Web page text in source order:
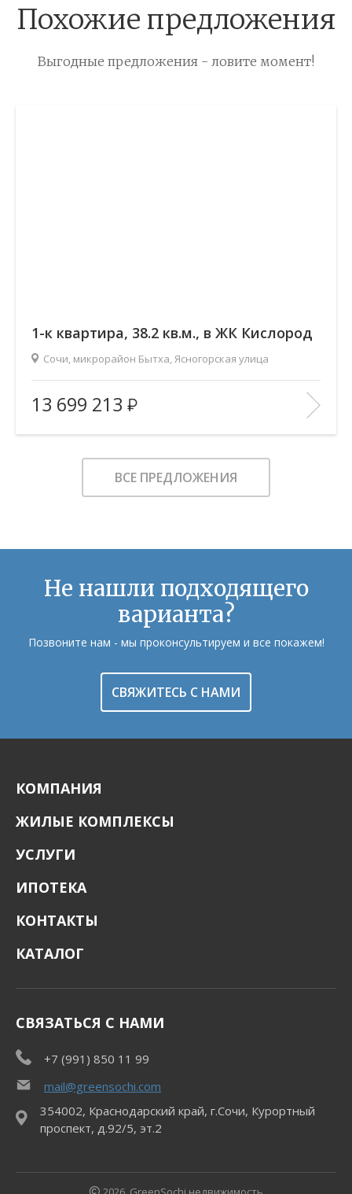
Похожие предложения
Выгодные предложения - ловите момент!
1-к квартира, 38.2 кв.м., в ЖК Кислород
Сочи, микрорайон Бытха, Ясногорская улица
Площадь (общ/жил/кух), м2:
38.17/17.58/12.57
Количество комнат:
1
Этаж:
8/19
В ИЗБРАННОЕ
13 699 213
ВСЕ ПРЕДЛОЖЕНИЯ
Не нашли подходящего
варианта?
Позвоните нам - мы проконсультируем и все покажем!
СВЯЖИТЕСЬ С НАМИ
КОМПАНИЯ
ЖИЛЫЕ КОМПЛЕКСЫ
УСЛУГИ
ИПОТЕКА
КОНТАКТЫ
КАТАЛОГ
СВЯЗАТЬСЯ С НАМИ
+7 (991) 850 11 99
mail@greensochi.com
354002, Краснодарский край, г.Сочи, Курортный
проспект, д.92/5, эт.2